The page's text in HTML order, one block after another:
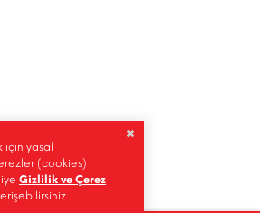
için yasal
(cookies)
Gizlilik ve Çerez